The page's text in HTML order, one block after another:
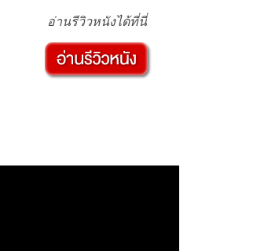
อ่านรีวิวหนังได้ที่นี่